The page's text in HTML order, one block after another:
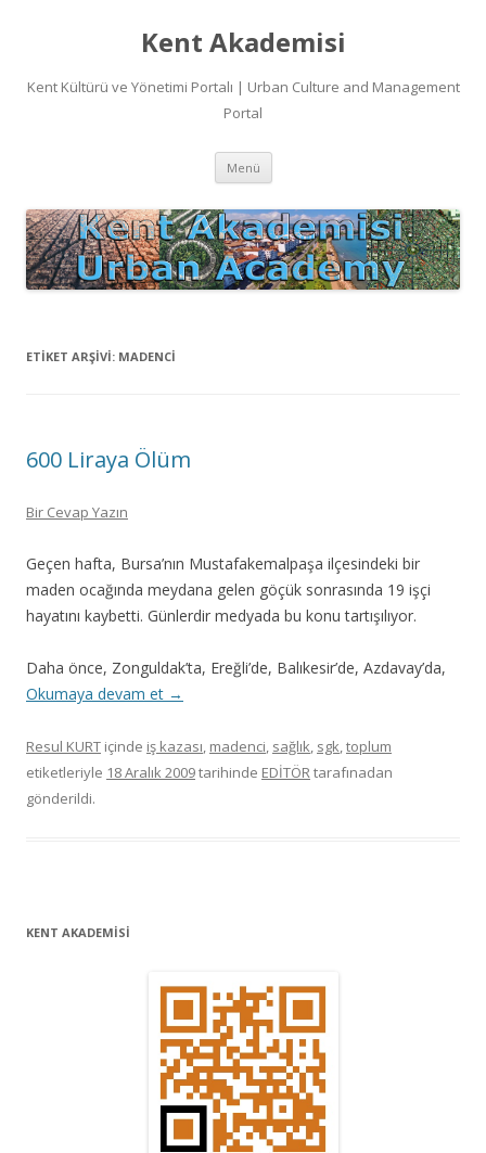
Kent Akademisi
Kent Kültürü ve Yönetimi Portalı | Urban Culture and Management
Portal
Menü İçeriğe
ETIKET ARŞIVI: MADENCI
600 Liraya Ölüm
Bir Cevap Yazın
Geçen hafta, Bursa’nın Mustafakemalpaşa ilçesindeki bir
maden ocağında meydana gelen göçük sonrasında 19 işçi
hayatını kaybetti. Günlerdir medyada bu konu tartışılıyor.
Daha önce, Zonguldak’ta, Ereğli’de, Balıkesir’de, Azdavay’da,
Okumaya devam et →
Resul KURT içinde iş kazası, madenci, sağlık, sgk,toplum
etiketleriyle 18 Aralık 2009tarihinde EDİTÖRtarafınadan
gönderildi.
KENT AKADEMİSİ